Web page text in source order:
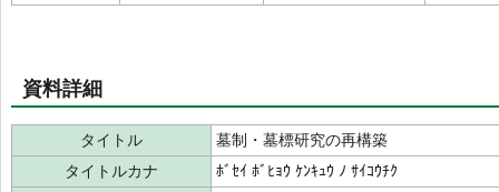
資料詳細
タイトル
墓制・墓標研究の再構築
タイトルカナ
ﾎﾞｾｲ ﾎﾞﾋｮｳ ｹﾝｷｭｳ ﾉ ｻｲｺｳﾁｸ